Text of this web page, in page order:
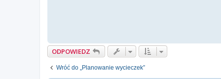
ODPOWIEDZ
Wróć do „Planowanie wycieczek”